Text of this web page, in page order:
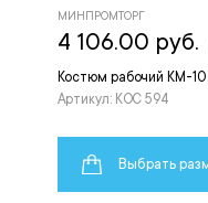
Костюм рабочий КМ-
Артикул: КОС 594
МИНПРОМТОРГ
4 106.00 руб.
Выбрать